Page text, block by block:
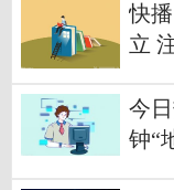
快
立
今
钟“